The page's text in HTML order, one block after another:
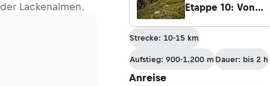
der Lackenalmen.
Etappe 10: Von
Ramolhaus
Strecke: 10-15 km
Aufstieg: 900-1.200 m Dauer: bis 2 h
Anreise